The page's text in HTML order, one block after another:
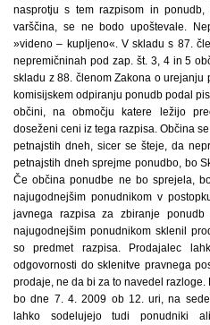
nasprotju s tem razpisom in
varščina, se ne bodo upoštevale.
»videno – kupljeno«. V skladu s 87.
nepremičninah pod zap. št. 3, 4 in 5
skladu z 88. členom Zakona o
komisijskem odpiranju ponudb podal
občini, na območju katere ležijo
doseženi ceni iz tega razpisa. Občina
petnajstih dneh, sicer se šteje, da
petnajstih dneh sprejme ponudbo, bo
Če občina ponudbe ne bo sprejela,
najugodnejšim ponudnikom v
javnega razpisa za zbiranje
najugodnejšim ponudnikom sklenil
so predmet razpisa. Prodajalec
odgovornosti do sklenitve pravnega
prodaje, ne da bi za to navedel
bo dne 7. 4. 2009 ob 12. uri, na
lahko sodelujejo tudi ponudniki